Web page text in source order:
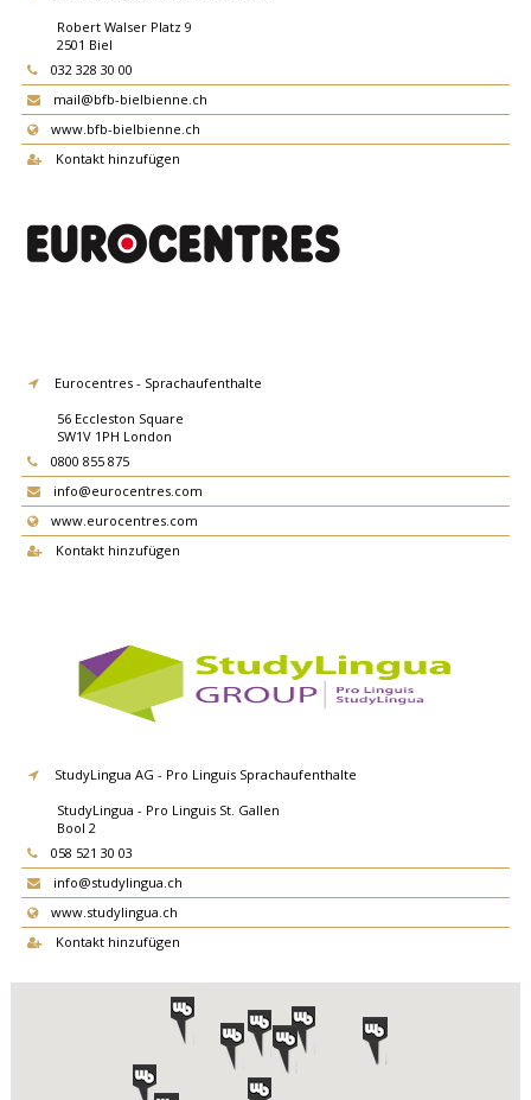
Robert Walser Platz 9
2501 Biel
032 328 30 00
mail@bfb-bielbienne.ch
www.bfb-bielbienne.ch
Kontakt hinzufügen
Eurocentres - Sprachaufenthalte
56 Eccleston Square
SW1V 1PH London
0800 855 875
info@eurocentres.com
www.eurocentres.com
Kontakt hinzufügen
StudyLingua AG - Pro Linguis Sprachaufenthalte
StudyLingua - Pro Linguis St. Gallen
Bool 2
9000 St. Gallen
058 521 30 03
info@studylingua.ch
www.studylingua.ch
Kontakt hinzufügen